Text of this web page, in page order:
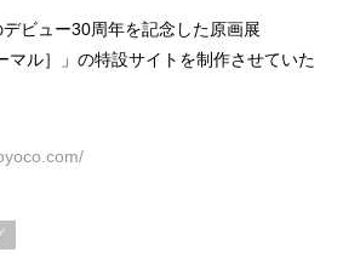
ビュー30周年を記念した原画展
マル］」の特設サイトを制作させていた